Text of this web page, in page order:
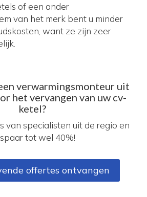
of een ander
van het merk bent u minder
want ze zijn zeer
verwarmingsmonteur uit
het vervangen van uw cv-
ketel?
van specialisten uit de regio en
tot wel 40%!
offertes ontvangen